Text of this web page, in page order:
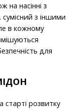
на насінні з
з іншими
в кожному
для
розвитку